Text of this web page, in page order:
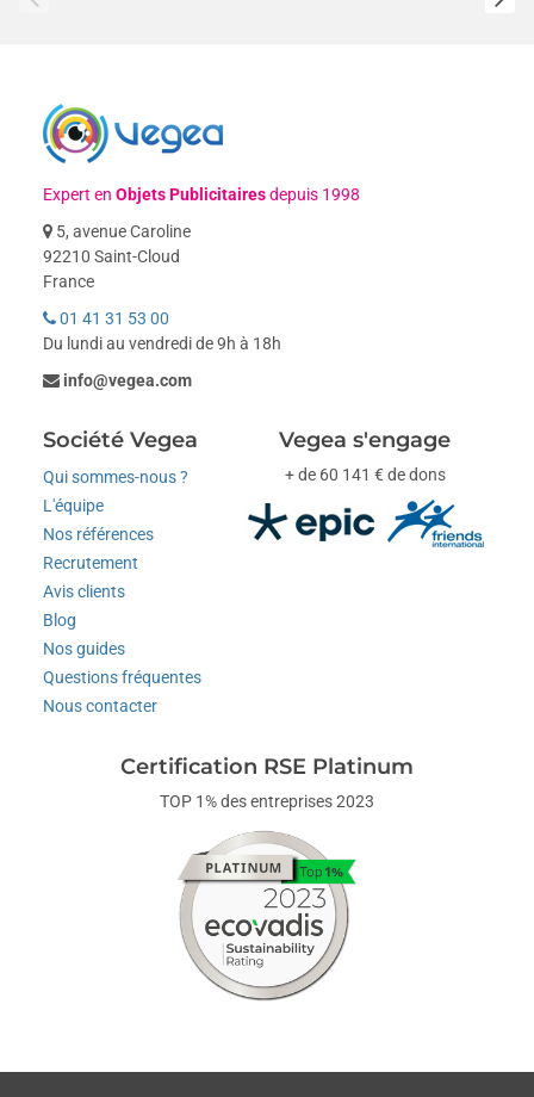
Expert enObjets Publicitairesdepuis 1998
5, avenue Caroline
92210 Saint-Cloud
France
01 41 31 53 00
Du lundi au vendredi de 9h à 18h
info@vegea.com
Société Vegea
Qui sommes-nous ?
L'équipe
Nos références
Recrutement
Avis clients
Blog
Nos guides
Questions fréquentes
Nous contacter
Vegea s'engage
+ de 60 141 € de dons
Certification RSE Platinum
TOP 1% des entreprises 2023